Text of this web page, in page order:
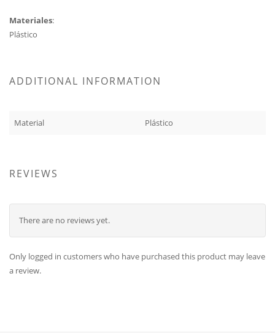
Materiales:
Plástico
ADDITIONAL INFORMATION
Material Plástico
REVIEWS
There are no reviews yet.
Only logged in customers who have purchased this product may leave
a review.